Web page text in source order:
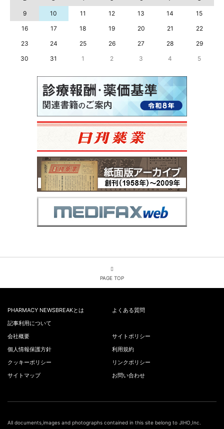
9
10 11 12 13 14
15
16
17 18 19 20 21
22
23
24 25 26 27 28
29
30
31 1 2 3 4 5
PAGE TOP
PHARMACY NEWSBREAKとは
よくある質問
記事利用について
会社概要
サイトポリシー
個人情報保護方針
利用規約
クッキーポリシー
リンクポリシー
サイトマップ
お問い合わせ
All documents,images and photographs contained in this site belong to JIHO,Inc.